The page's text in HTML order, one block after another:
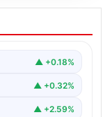
2026: Altın
çeyrek,
Gram,
▲ +0.18%
▲ +0.32%
▲ +2.59%